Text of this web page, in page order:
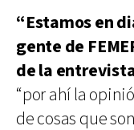
“Estamos en
gente de
de la
“por ahí la
de cosas que